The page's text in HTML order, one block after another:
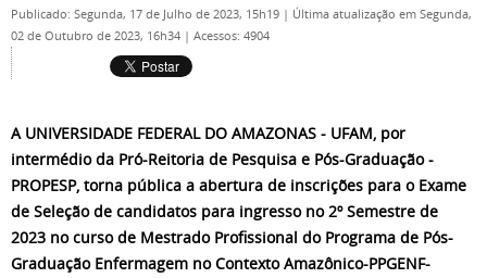
Publicado: Segunda, 17 de Julho de 2023, 15h19 | Última atualização em Segunda,
02 de Outubro de 2023, 16h34 | Acessos: 4904
A UNIVERSIDADE FEDERAL DO AMAZONAS - UFAM, por
intermédio da Pró-Reitoria de Pesquisa e Pós-Graduação -
PROPESP, torna pública a abertura de inscrições para o Exame
de Seleção de candidatos para ingresso no 2º Semestre de
2023 no curso de Mestrado Profissional do Programa de Pós-
Graduação Enfermagem no Contexto Amazônico-PPGENF-